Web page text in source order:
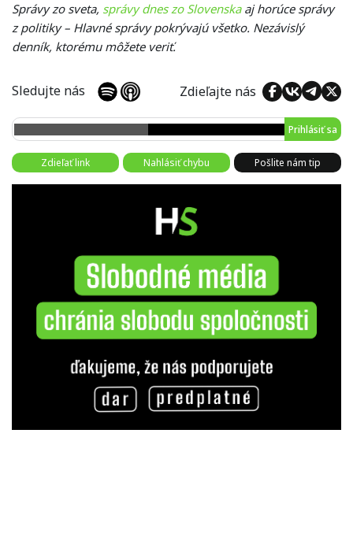
Správy zo sveta, správy dnes zo Slovenskaaj horúce správy
z politiky – Hlavné správy pokrývajú všetko. Nezávislý
denník, ktorému môžete veriť.
Sledujte nás Zdieľajte nás
Prihlásiť sa
Zdieľať link Nahlásiť chybu Pošlite nám tip